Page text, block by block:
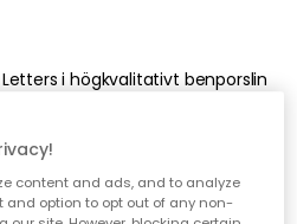
i högkvalitativt benporslin
Handtag 25 cl, Happy
content and ads, and to analyze
and option to opt out of any non-